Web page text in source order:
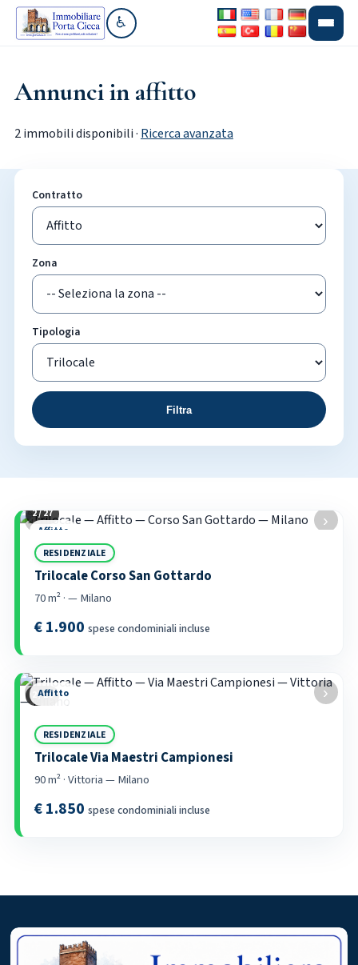
♿Vai alla sezione accessibilità
Annunci in affitto
2 immobili disponibili · Ricerca avanzata
Contratto
Zona
Tipologia
Filtra
Elenco annunci
‹ ›
2 / 27
Affitto
RESIDENZIALE
Trilocale Corso San Gottardo
70 m² · — Milano
€ 1.900 spese condominiali incluse
‹ ›
2 / 20
Affitto
RESIDENZIALE
Trilocale Via Maestri Campionesi
90 m² · Vittoria — Milano
€ 1.850 spese condominiali incluse